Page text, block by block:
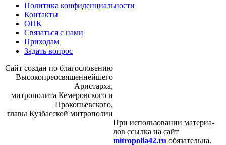
Политика конфиденциальности
Контакты
ОПК
Связаться с нами
Приходам
Задать вопрос
Сайт со­здан по бла­го­сло­ве­нию
Вы­со­ко­прео­свя­щен­ней­ше­го
Ари­стар­ха,
мит­ро­по­ли­та Ке­ме­ров­ско­го и
Про­ко­пьев­ско­го,
гла­вы Куз­бас­ской мит­ро­по­лии
При ис­поль­зо­ва­нии ма­те­ри­а­
лов ссыл­ка на сайт
mitropolia42.ru обя­за­тель­на.